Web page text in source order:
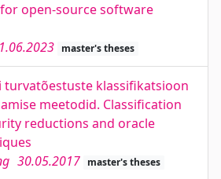
open-source software
master's theses
turvatõestuste klassifikatsioon
meetodid. Classification
reductions and oracle
30.05.2017 master's theses